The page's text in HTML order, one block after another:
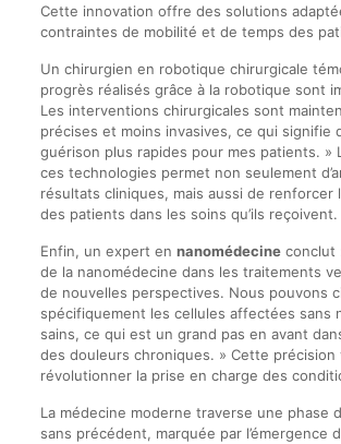
Cette innovation offre des solutions
contraintes de mobilité et de temps des
Un chirurgien en robotique chirurgicale
progrès réalisés grâce à la robotique sont
Les interventions chirurgicales sont
précises et moins invasives, ce qui signifie
guérison plus rapides pour mes patients. »
ces technologies permet non seulement
résultats cliniques, mais aussi de renforcer
des patients dans les soins qu’ils reçoivent.
Enfin, un expert en nanomédecineconclut :
de la nanomédecine dans les traitements
de nouvelles perspectives. Nous pouvons
spécifiquement les cellules affectées sans
sains, ce qui est un grand pas en avant
des douleurs chroniques. » Cette précision
révolutionner la prise en charge des
La médecine moderne traverse une phase
sans précédent, marquée par l’émergence